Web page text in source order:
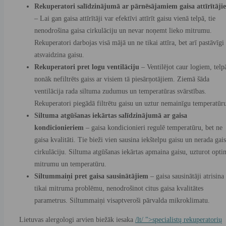
Rekuperatori salīdzinājumā ar pārnēsājamiem gaisa
– Lai gan gaisa attīrītāji var efektīvi attīrīt gaisu vienā telpā, tie
nenodrošina gaisa cirkulāciju un nevar noņemt lieko mitrumu.
Rekuperatori darbojas visā mājā un ne tikai attīra, bet arī pastāvīgi
atsvaidzina gaisu.
Rekuperatori pret logu ventilāciju – Ventilējot caur logiem,
nonāk nefiltrēts gaiss ar visiem tā piesārņotājiem. Ziemā šāda
ventilācija rada siltuma zudumus un temperatūras svārstības.
Rekuperatori piegādā filtrētu gaisu un uztur nemainīgu
Siltuma atgūšanas iekārtas salīdzinājumā ar gaisa
kondicionieriem – gaisa kondicionieri regulē temperatūru, bet ne
gaisa kvalitāti. Tie bieži vien sausina iekštelpu gaisu un nerada
cirkulāciju. Siltuma atgūšanas iekārtas apmaina gaisu, uzturot
mitrumu un temperatūru.
Siltummaiņi pret gaisa sausinātājiem – gaisa sausinātāji atrisina
tikai mitruma problēmu, nenodrošinot citus gaisa kvalitātes
parametrus. Siltummaiņi visaptveroši pārvalda mikroklimatu.
Lietuvas alergologi arvien biežāk iesaka /lt/ ">specialistų rekuperatorių